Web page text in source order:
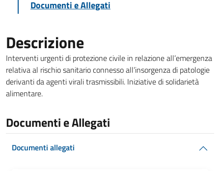
Documenti e Allegati
Descrizione
Interventi urgenti di protezione civile in relazione all’emergenza
relativa al rischio sanitario connesso all’insorgenza di patologie
derivanti da agenti virali trasmissibili. Iniziative di solidarietà
alimentare.
Documenti e Allegati
Documenti allegati